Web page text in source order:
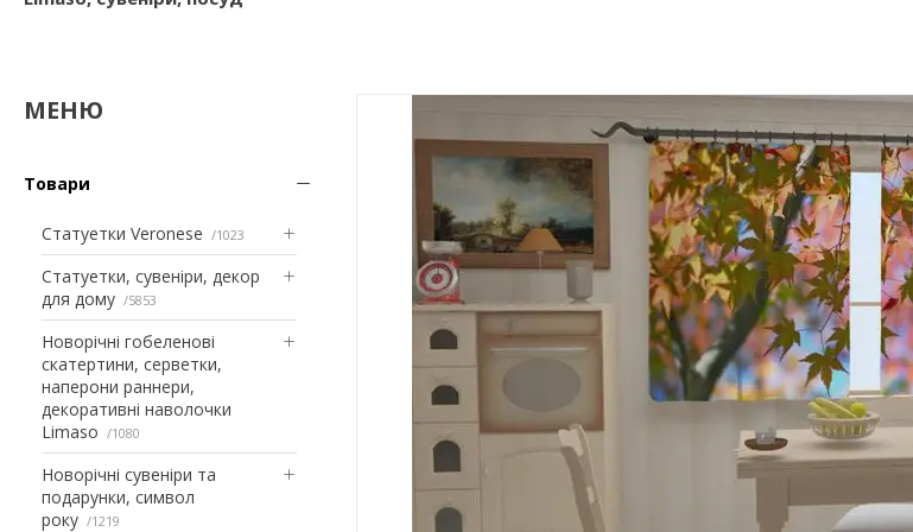
Товари
Статуетки Veronese 1023
Статуетки, сувеніри, декор
для дому
5853
Новорічні гобеленові
скатертини, серветки,
наперони раннери,
декоративні наволочки
Limaso
1080
Новорічні сувеніри та
подарунки, символ
року
1219